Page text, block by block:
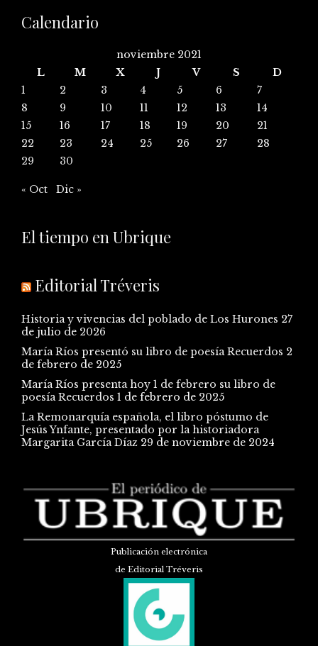
Calendario
noviembre 2021
L
M X J V S
D
1
2 3 4 5 6
7
8
9 10 11 12 13
14
15
16 17 18 19 20
21
22
23 24 25 26 27
28
29
30
« Oct Dic »
El tiempo en Ubrique
Editorial Tréveris
Historia y vivencias del poblado de Los Hurones 27
de julio de 2026
María Ríos presentó su libro de poesía Recuerdos 2
de febrero de 2025
María Ríos presenta hoy 1 de febrero su libro de
poesía Recuerdos 1 de febrero de 2025
La Remonarquía española, el libro póstumo de
Jesús Ynfante, presentado por la historiadora
Margarita García Díaz 29 de noviembre de 2024
Publicación electrónica
de Editorial Tréveris